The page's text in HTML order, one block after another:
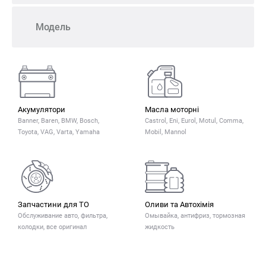
Модель
Акумулятори
Banner, Baren, BMW, Bosch,
Toyota, VAG, Varta, Yamaha
Масла моторні
Castrol, Eni, Eurol, Motul, Comma,
Mobil, Mannol
Запчастини для ТО
Обслуживание авто, фильтра,
колодки, все оригинал
Оливи та Автохімія
Омывайка, антифриз, тормозная
жидкость